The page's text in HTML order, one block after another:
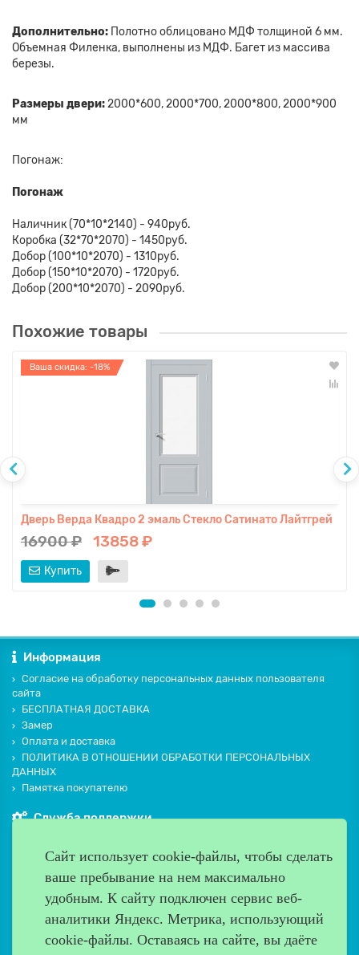
Дополнительно: Полотно облицовано МДФ толщиной 6 мм.
Объемная Филенка, выполнены из МДФ. Багет из массива
березы.
Размеры двери:2000*600, 2000*700, 2000*800, 2000*900
мм
Погонаж:
Погонаж
Наличник (70*10*2140) - 940руб.
Коробка (32*70*2070) - 1450руб.
Добор (100*10*2070) - 1310руб.
Добор (150*10*2070) - 1720руб.
Добор (200*10*2070) - 2090руб.
Похожие товары
Ваша скидка: -18%
Дверь Верда Квадро 2 эмаль Стекло Сатинато Лайтгрей
16900 ₽ 13858 ₽
Купить
Информация
Согласие на обработку персональных данных пользователя
сайта
БЕСПЛАТНАЯ ДОСТАВКА
Замер
Оплата и доставка
ПОЛИТИКА В ОТНОШЕНИИ ОБРАБОТКИ ПЕРСОНАЛЬНЫХ
ДАННЫХ
Памятка покупателю
Служба поддержки
Производители
Дополнительно
Наш адрес
Работаем с 9:00 до 20:00
Сайт использует cookie-файлы, чтобы сделать
ваше пребывание на нем максимально
удобным. К cайту подключен сервис веб-
аналитики Яндекс. Метрика, использующий
cookie-файлы. Оставаясь на сайте, вы даёте